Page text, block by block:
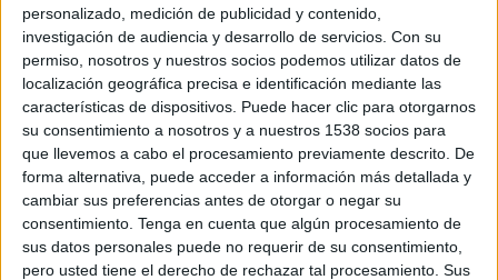
personalizado, medición de publicidad y contenido,
investigación de audiencia y desarrollo de servicios. Con su
permiso, nosotros y nuestros socios podemos utilizar datos de
localización geográfica precisa e identificación mediante las
características de dispositivos. Puede hacer clic para otorgarnos
su consentimiento a nosotros y a nuestros 1538 socios para
que llevemos a cabo el procesamiento previamente descrito. De
forma alternativa, puede acceder a información más detallada y
cambiar sus preferencias antes de otorgar o negar su
consentimiento. Tenga en cuenta que algún procesamiento de
sus datos personales puede no requerir de su consentimiento,
pero usted tiene el derecho de rechazar tal procesamiento. Sus
NOTÍCIES MÉS LLEGIDES
Les tempestes deixen Santa Coloma
de Farners sense llum i danys per
pedra a la Garrotxa